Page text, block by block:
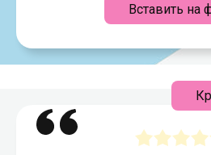
Вставить на